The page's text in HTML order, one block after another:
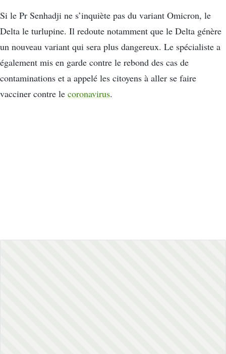
Si le Pr Senhadji ne s’inquiète pas du variant Omicron, le
Delta le turlupine. Il redoute notamment que le Delta génère
un nouveau variant qui sera plus dangereux. Le spécialiste a
également mis en garde contre le rebond des cas de
contaminations et a appelé les citoyens à aller se faire
vacciner contre le coronavirus.